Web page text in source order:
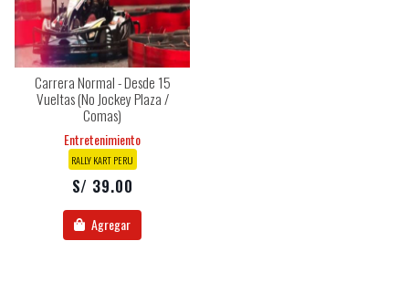
Carrera Normal - Desde 15
Vueltas (no Jockey Plaza /
Comas)
Entretenimiento
RALLY KART PERU
S/ 39.00
Agregar